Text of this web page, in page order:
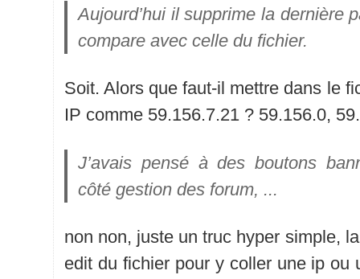
Aujourd’hui il supprime la dernière
compare avec celle du fichier.
Soit. Alors que faut-il mettre dans le
IP comme 59.156.7.21 ? 59.156.0,
J’avais pensé à des boutons
côté gestion des forum, ...
non non, juste un truc hyper simple,
edit du fichier pour y coller une ip ou